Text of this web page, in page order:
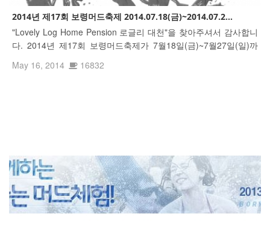
2014년 제17회 보령머드축제 2014.07.18(금)~2014.07.2...
"Lovely Log Home Pension 로글리 대천"을 찾아주셔서 감사합니
다. 2014년 제17회 보령머드축제가 7월18일(금)~7월27일(일)까
v/v04471dR7cR7KXTX11iiOdK
May 16, 2014 16832